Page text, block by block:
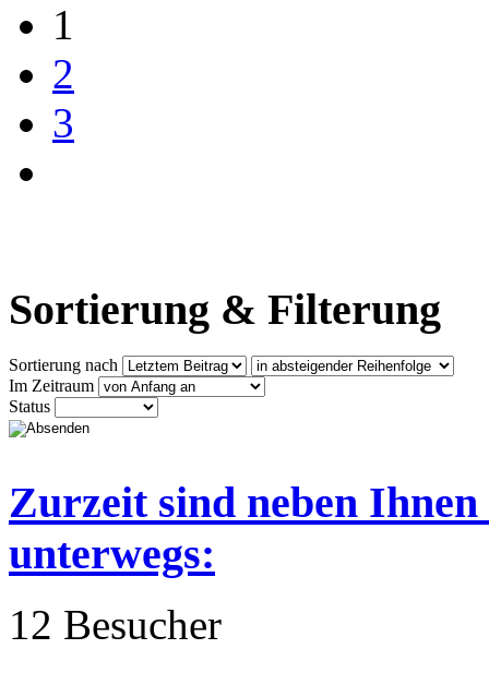
1
2
3
Sortierung & Filterung
Sortierung nach
Im Zeitraum
Status
Zurzeit sind neben
unterwegs:
12 Besucher